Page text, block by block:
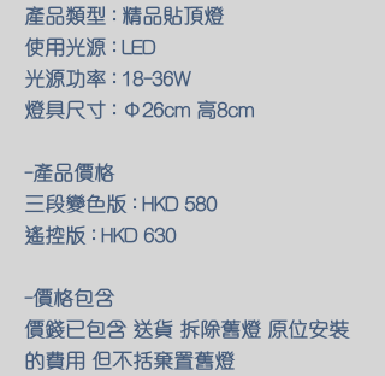
產品類型 : 精品貼頂燈
使用光源 : LED
光源功率 : 18-36W
燈具尺寸 : Φ26cm 高8cm
-產品價格
三段變色版 : HKD 580
遙控版 : HKD 630
-價格包含
價錢已包含 送貨 拆除舊燈 原位安裝
的費用 但不括棄置舊燈